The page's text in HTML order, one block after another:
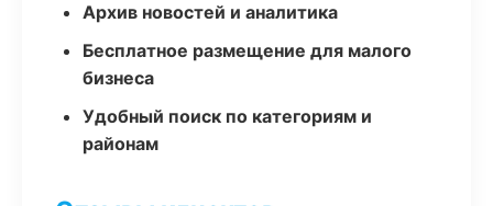
Архив новостей и аналитика
Бесплатное размещение для малого
бизнеса
Удобный поиск по категориям и
районам